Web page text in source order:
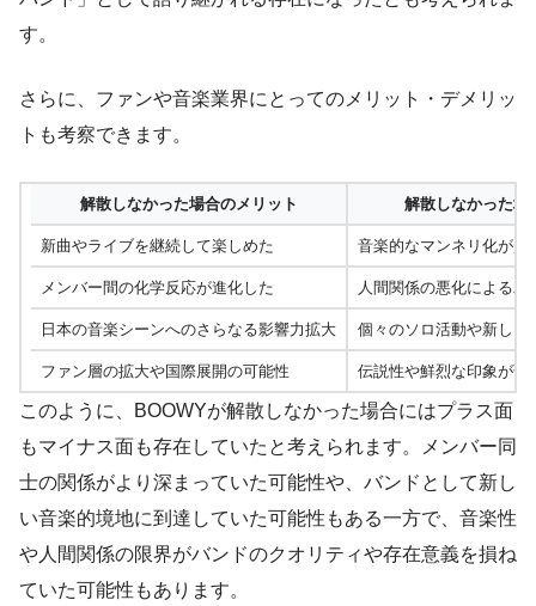
す。
さらに、ファンや音楽業界にとってのメリット・デメリッ
トも考察できます。
解散しなかった場合のメリット 解散しなかった場
新曲やライブを継続して楽しめた 音楽的なマンネリ化が起
メンバー間の化学反応が進化した 人間関係の悪化によるバ
日本の音楽シーンへのさらなる影響力拡大 個々のソロ活動や新しい
ファン層の拡大や国際展開の可能性 伝説性や鮮烈な印象が薄
このように、BOOWYが解散しなかった場合にはプラス面
もマイナス面も存在していたと考えられます。メンバー同
士の関係がより深まっていた可能性や、バンドとして新し
い音楽的境地に到達していた可能性もある一方で、音楽性
や人間関係の限界がバンドのクオリティや存在意義を損ね
ていた可能性もあります。